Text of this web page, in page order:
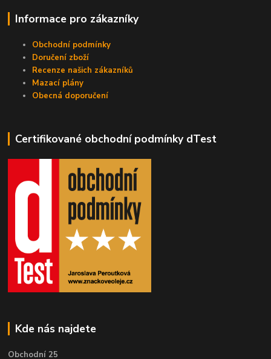
Informace pro zákazníky
Obchodní podmínky
Doručení zboží
Recenze našich zákazníků
Mazací plány
Obecná doporučení
Certifikované obchodní podmínky dTest
Kde nás najdete
Obchodní 25